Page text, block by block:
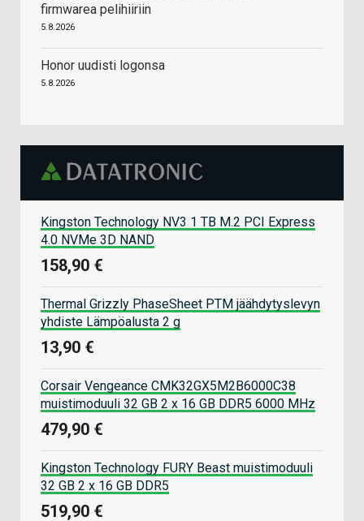
firmwarea pelihiiriin
5.8.2026
Honor uudisti logonsa
5.8.2026
Kingston Technology NV3 1 TB M.2 PCI Express
4.0 NVMe 3D NAND
158,90 €
Thermal Grizzly PhaseSheet PTM jäähdytyslevyn
yhdiste Lämpöalusta 2 g
13,90 €
Corsair Vengeance CMK32GX5M2B6000C38
muistimoduuli 32 GB 2 x 16 GB DDR5 6000 MHz
479,90 €
Kingston Technology FURY Beast muistimoduuli
32 GB 2 x 16 GB DDR5
519,90 €